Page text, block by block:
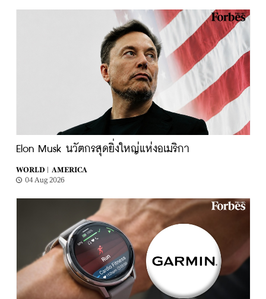
Elon Musk นวัตกรสุดยิ่งใหญ่แห่งอเมริกา
WORLD |
AMERICA
04 Aug 2026